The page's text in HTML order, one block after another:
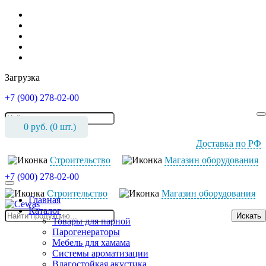
Загрузка
+7 (900) 278-02-00
0 руб. (0 шт.)
Доставка по РФ
Cтроительство
Магазин оборудования
+7 (900) 278-02-00
Cтроительство
Магазин оборудования
Искать
Главная
Каталог
Товары для парной
Парогенераторы
Мебель для хамама
Системы ароматизации
Влагостойкая акустика